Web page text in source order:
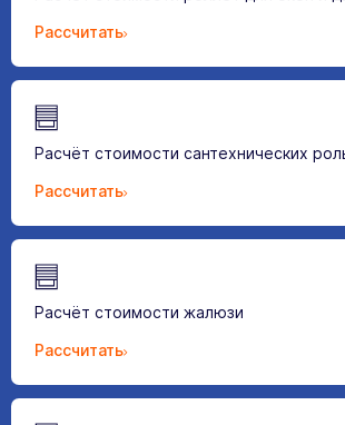
Рассчитать
Расчёт стоимости сантехнических
Рассчитать
Расчёт стоимости жалюзи
Рассчитать